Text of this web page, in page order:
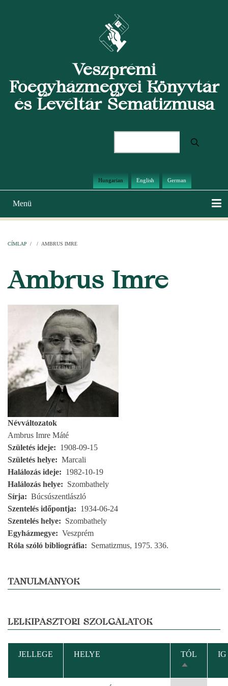
Veszprémi
Főegyházmegyei Könyvtár
és Levéltár Sematizmusa
Hungarian English German
Main
navigation
Menü
CÍMLAP / / AMBRUS IMRE
Ambrus Imre
Névváltozatok
Ambrus Imre Máté
Születés ideje
1908-09-15
Születés helye
Marcali
Halálozás ideje
1982-10-19
Halálozás helye
Szombathely
Sírja
Búcsúszentlászló
Szentelés időpontja
1934-06-24
Szentelés helye
Szombathely
Egyházmegye
Veszprém
Róla szóló bibliográfia
Sematizmus, 1975. 336.
TANULMÁNYOK
LELKIPÁSZTORI SZOLGÁLATOK
JELLEGE HELYE
TÓL
CSÖKKENŐ
RENDEZÉS
IG